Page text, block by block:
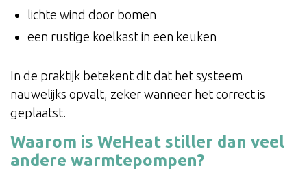
lichte wind door bomen
een rustige koelkast in een keuken
In de praktijk betekent dit dat het systeem
nauwelijks opvalt, zeker wanneer het correct is
geplaatst.
Waarom is WeHeat stiller dan veel
andere warmtepompen?